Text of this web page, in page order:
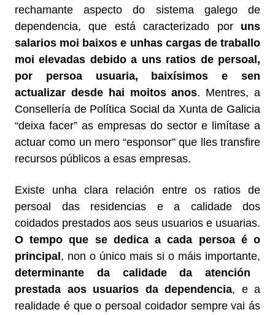
rechamante aspecto do sistema galego de
dependencia, que está caracterizado por uns
salarios moi baixos e unhas cargas de traballo
moi elevadas debido a uns ratios de persoal,
por persoa usuaria, baixísimos e sen
actualizar desde hai moitos anos. Mentres, a
Consellería de Política Social da Xunta de Galicia
“deixa facer” as empresas do sector e limítase a
actuar como un mero “esponsor” que lles transfire
recursos públicos a esas empresas.
Existe unha clara relación entre os ratios de
persoal das residencias e a calidade dos
coidados prestados aos seus usuarios e usuarias.
O tempo que se dedica a cada persoa é o
principal, non o único mais si o máis importante,
determinante da calidade da atención
prestada aos usuarios da dependencia, e a
realidade é que o persoal coidador sempre vai ás